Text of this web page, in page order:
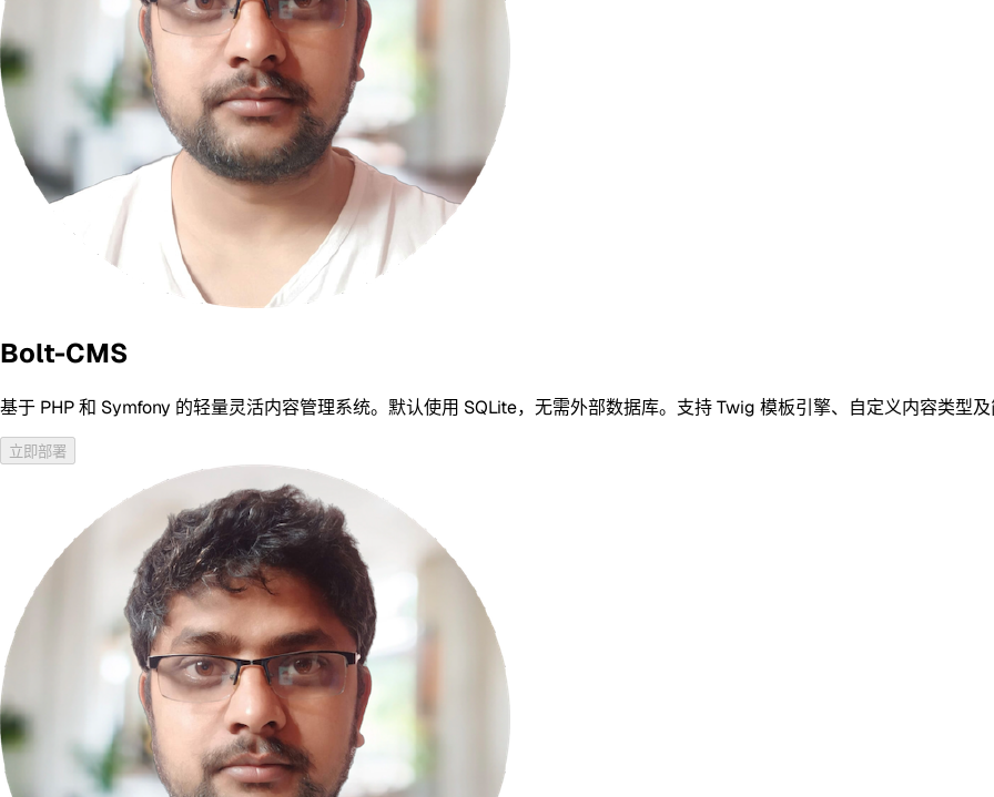
Bolt-CMS
基于 PHP 和 Symfony 的轻量灵活内容管理系统。默认使用 SQLite，无需外部数据库。支持 Twig 模板引擎、自定义内容类型及
立即部署